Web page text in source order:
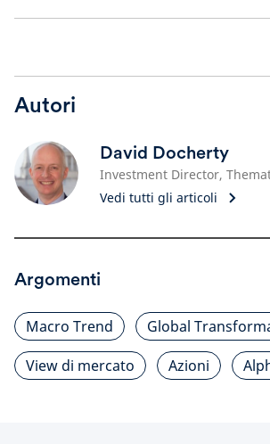
Autori
David Docherty
Investment Director,
Vedi tutti gli articoli
Argomenti
Macro Trend
Global
View di mercato
Azioni